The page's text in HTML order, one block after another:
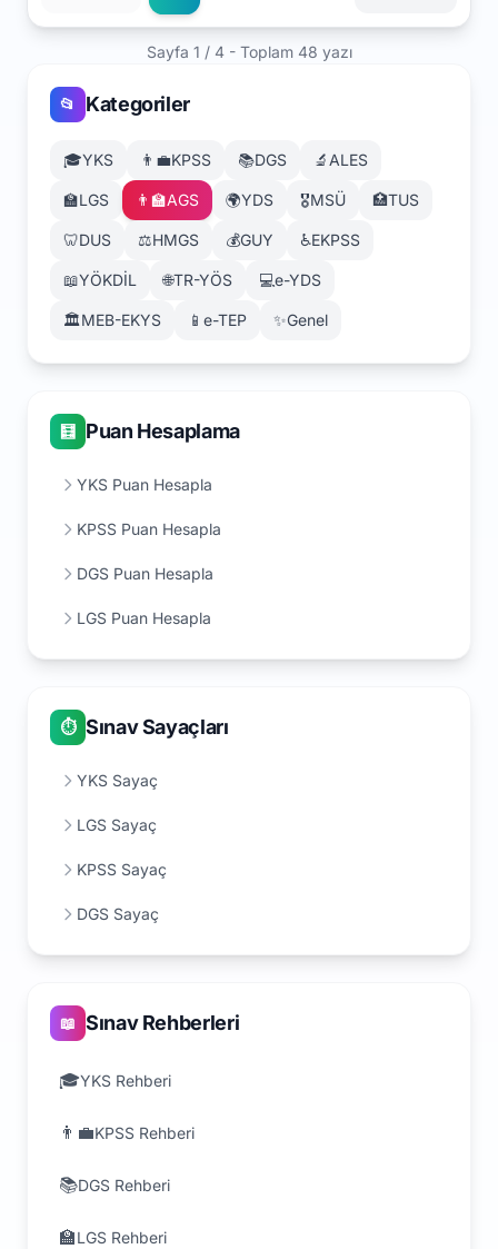
Sayfa 1 / 4 - Toplam 48 yazı
📂 Kategoriler
🎓YKS 👨‍💼KPSS 📚DGS 🔬 ALES
🏫LGS 👨‍🏫AGS 🌍YDS 🎖️MSÜ 🏥TUS
🦷DUS ⚖️HMGS 💰GUY ♿EKPSS
📖YÖKDİL 🌐TR-YÖS 💻e-YDS
🏛️MEB-EKYS 📱 e-TEP ✨Genel
🧮 Puan Hesaplama
YKS Puan Hesapla
KPSS Puan Hesapla
DGS Puan Hesapla
LGS Puan Hesapla
⏱️ Sınav Sayaçları
YKS Sayaç
LGS Sayaç
KPSS Sayaç
DGS Sayaç
📖 Sınav Rehberleri
🎓YKS Rehberi
👨‍💼KPSS Rehberi
📚DGS Rehberi
🏫LGS Rehberi